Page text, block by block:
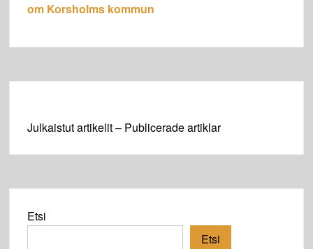
om Korsholms kommun
Julkaistut artikelit – Publicerade artiklar
Etsi
Etsi